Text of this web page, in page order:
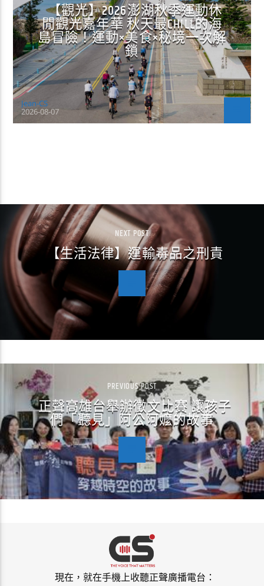
【觀光】2026澎湖秋季運動休
閒觀光嘉年華 秋天最CHILL的海
島冒險！運動×美食×秘境一次解
鎖
Jean-CS
2026-08-07
NEXT POST
【生活法律】運輸毒品之刑責
PREVIOUS POST
正聲高雄台舉辦徵文比賽 讓孩子
們「聽見」阿公阿嬤的故事
現在，就在手機上收聽正聲廣播電台：